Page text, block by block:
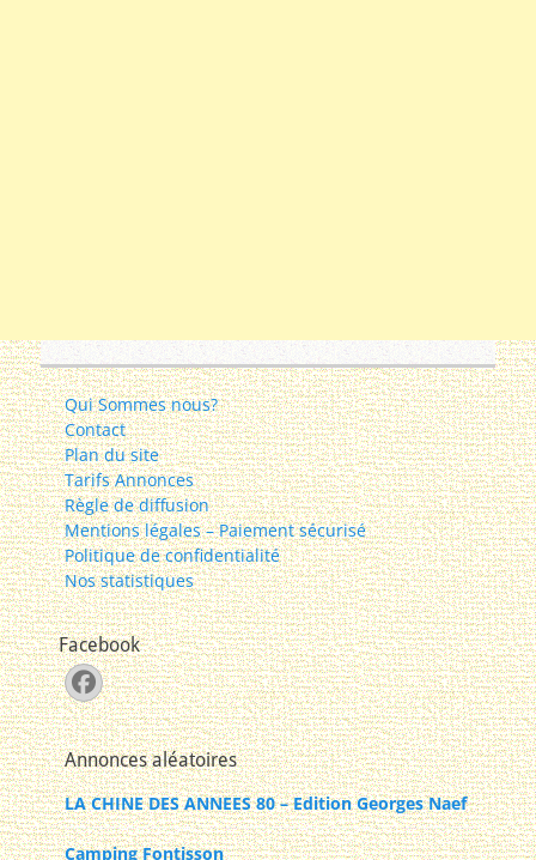
Qui Sommes nous?
Contact
Plan du site
Tarifs Annonces
Règle de diffusion
Mentions légales – Paiement sécurisé
Politique de confidentialité
Nos statistiques
Facebook
Facebook
Annonces aléatoires
LA CHINE DES ANNEES 80 – Edition Georges Naef
Camping Fontisson